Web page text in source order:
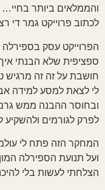
והממלאים ביותר
לכתוב פרוייקט גמר די
הפרוייקט עסק
ספציפית שלא הבנתי
חושבת על זה זה מרגיש
לי לצאת למסע למידה
ובחוסר ההבנה ממש גרם
לפרק לגורמים
המחקר הזה פתח לי
ועל תנועת הספירלה
הצלחתי לעשות בלי